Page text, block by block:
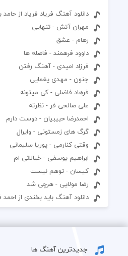
دانلود آهنگ فریاد فریاد از
مهران آتش - تنهایی
رهام - عشق
داوود فرهمند - فاصله ها
فرزاد امیدی - آهنگ رفتن
جنون - مهدی یغمایی
فرهاد فاضلی - کی میتونه
علی صالحی فر - نظرته
احمدرضا حبیبیان - دوست دارم
گرگ های زمستونی - وایرال
وقتی کنارمی - پوریا سلیمانی
ابراهیم یوسفی - خیالاتی ام
کیسان - توهم نیست
رضا مولایی - هرچی شد
دانلود آهنگ باید بخندی از احمد
جدیدترین آهنگ ها